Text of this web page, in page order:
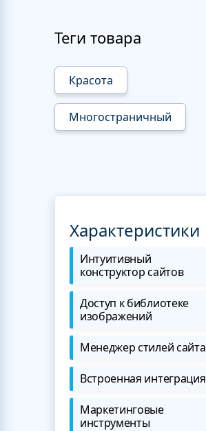
Теги товара
Красота
Многостраничный
Характеристики
Интуитивный
конструктор сайтов
Доступ к библиотеке
изображений
Менеджер стилей сайта
Встроенная интеграция
Маркетинговые
инструменты